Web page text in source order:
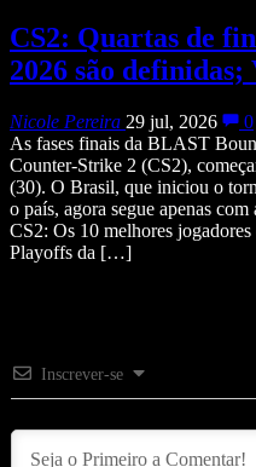
CS2: Quartas de
2026 são definidas;
Nicole Pereira 29 jul, 2026
0
As fases finais da BLAST
Counter-Strike 2 (CS2),
(30). O Brasil, que iniciou o
o país, agora segue apenas
CS2: Os 10 melhores
Playoffs da […]
Inscrever-se